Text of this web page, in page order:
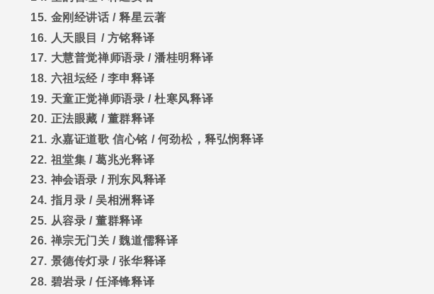
15. 金刚经讲话 /释星云著
16. 人天眼目 / 方铭释译
17. 大慧普觉禅师语录 /潘桂明释译
18. 六祖坛经 / 李申释译
19. 天童正觉禅师语录 /杜寒风释译
20. 正法眼藏 / 董群释译
21. 永嘉证道歌 信心铭 / 何劲松，释弘悯释译
22. 祖堂集 /葛兆光释译
23. 神会语录 / 刑东风释译
24. 指月录 /吴相洲释译
25. 从容录 /董群释译
26. 禅宗无门关 /魏道儒释译
27. 景德传灯录 /张华释译
28. 碧岩录 /任泽锋释译